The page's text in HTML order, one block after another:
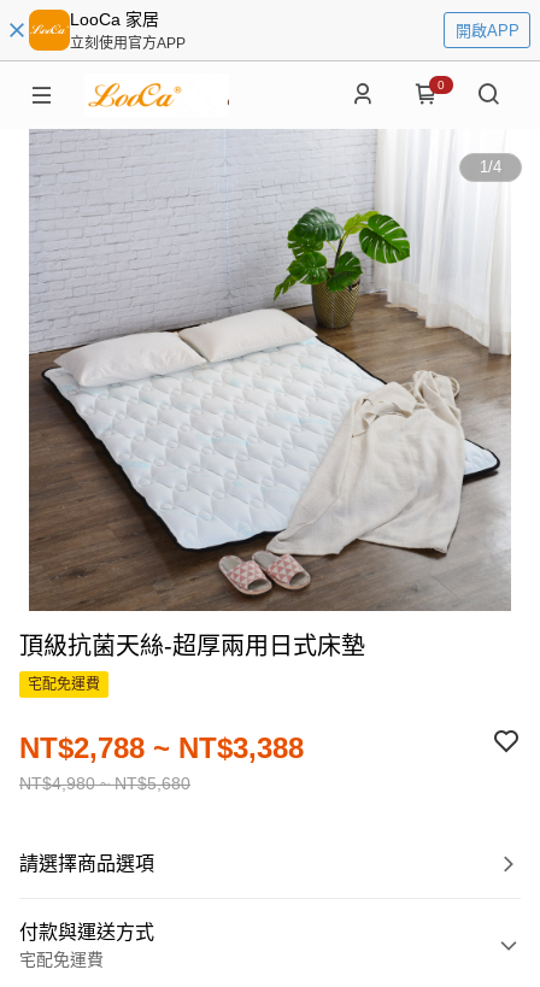
LooCa 家居
立刻使用官方APP
開啟APP
0
1/4
頂級抗菌天絲-超厚兩用日式床墊
宅配免運費
NT$4,980 ~ NT$5,680
NT$2,788 ~ NT$3,388
請選擇商品選項
付款與運送方式
宅配免運費